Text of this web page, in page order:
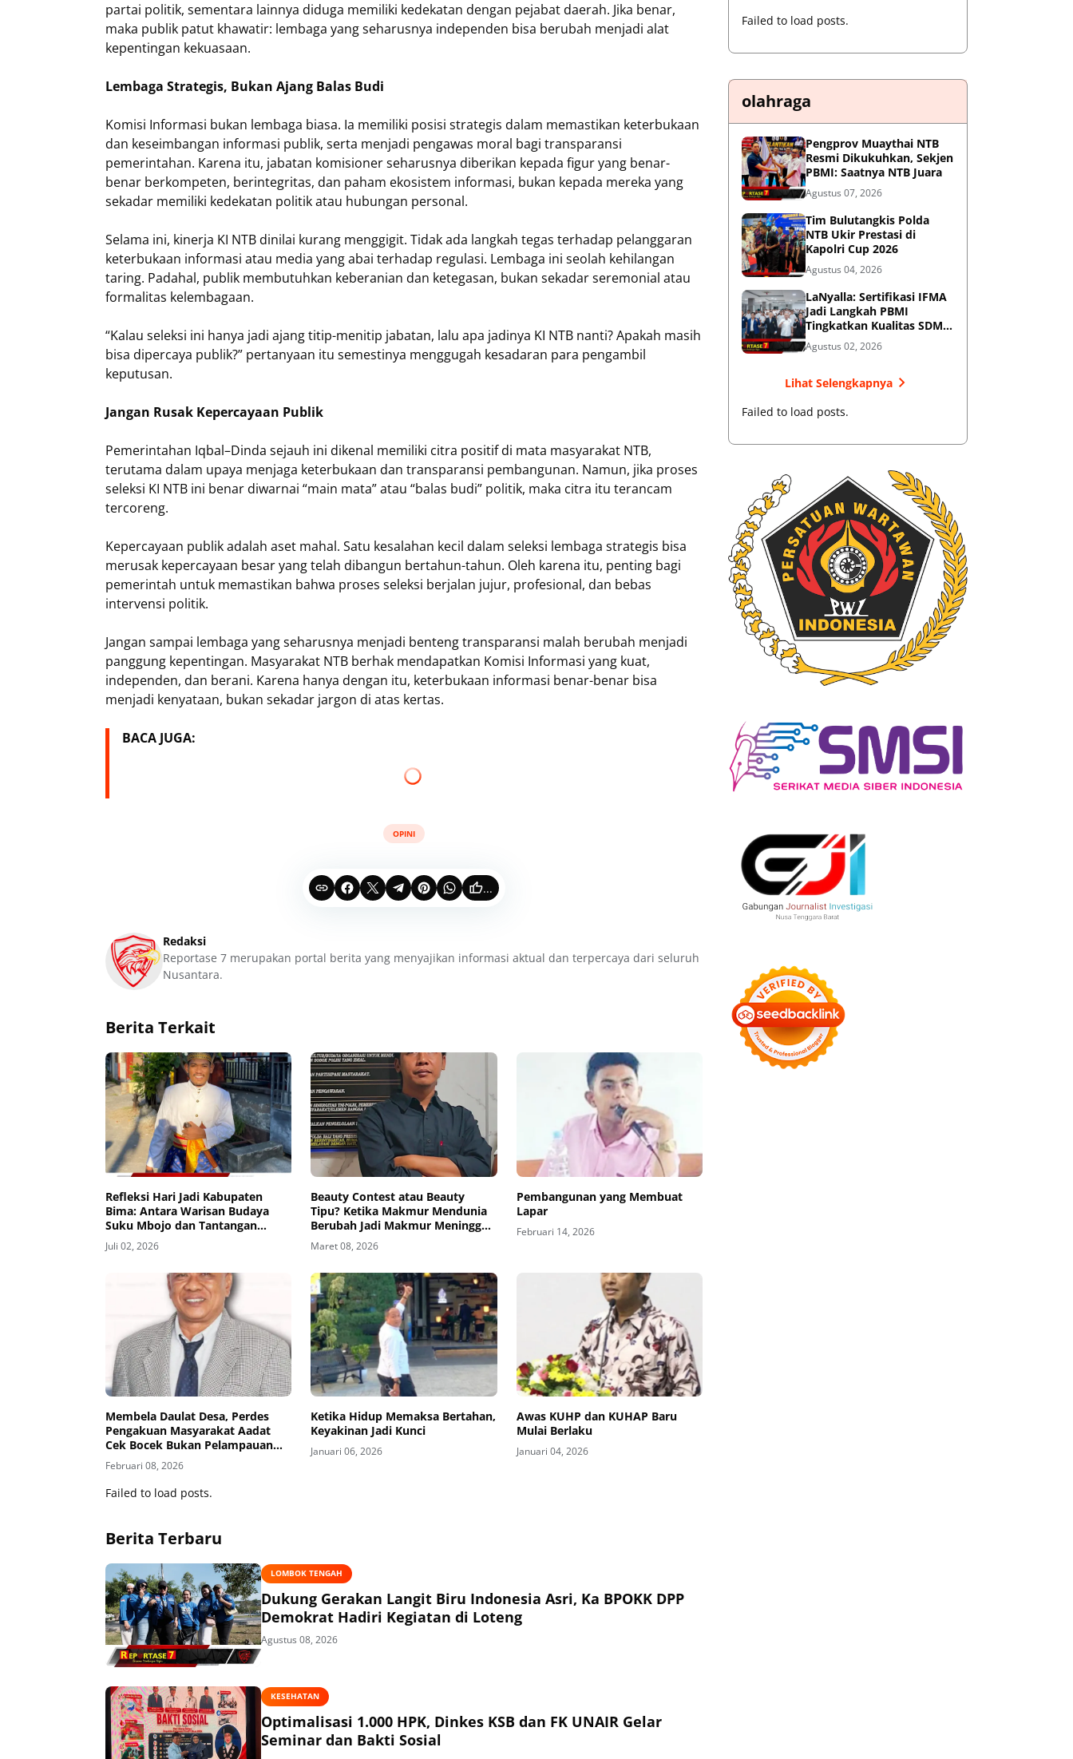
partai politik, sementara lainnya diduga memiliki kedekatan dengan pejabat daerah. Jika benar,
maka publik patut khawatir: lembaga yang seharusnya independen bisa berubah menjadi alat
kepentingan kekuasaan.
Lembaga Strategis, Bukan Ajang Balas Budi
Komisi Informasi bukan lembaga biasa. Ia memiliki posisi strategis dalam memastikan keterbukaan
dan keseimbangan informasi publik, serta menjadi pengawas moral bagi transparansi
pemerintahan. Karena itu, jabatan komisioner seharusnya diberikan kepada figur yang benar-
benar berkompeten, berintegritas, dan paham ekosistem informasi, bukan kepada mereka yang
sekadar memiliki kedekatan politik atau hubungan personal.
Selama ini, kinerja KI NTB dinilai kurang menggigit. Tidak ada langkah tegas terhadap pelanggaran
keterbukaan informasi atau media yang abai terhadap regulasi. Lembaga ini seolah kehilangan
taring. Padahal, publik membutuhkan keberanian dan ketegasan, bukan sekadar seremonial atau
formalitas kelembagaan.
“Kalau seleksi ini hanya jadi ajang titip-menitip jabatan, lalu apa jadinya KI NTB nanti? Apakah masih
bisa dipercaya publik?” pertanyaan itu semestinya menggugah kesadaran para pengambil
keputusan.
Jangan Rusak Kepercayaan Publik
Pemerintahan Iqbal–Dinda sejauh ini dikenal memiliki citra positif di mata masyarakat NTB,
terutama dalam upaya menjaga keterbukaan dan transparansi pembangunan. Namun, jika proses
seleksi KI NTB ini benar diwarnai “main mata” atau “balas budi” politik, maka citra itu terancam
tercoreng.
Kepercayaan publik adalah aset mahal. Satu kesalahan kecil dalam seleksi lembaga strategis bisa
merusak kepercayaan besar yang telah dibangun bertahun-tahun. Oleh karena itu, penting bagi
pemerintah untuk memastikan bahwa proses seleksi berjalan jujur, profesional, dan bebas
intervensi politik.
Jangan sampai lembaga yang seharusnya menjadi benteng transparansi malah berubah menjadi
panggung kepentingan. Masyarakat NTB berhak mendapatkan Komisi Informasi yang kuat,
independen, dan berani. Karena hanya dengan itu, keterbukaan informasi benar-benar bisa
menjadi kenyataan, bukan sekadar jargon di atas kertas.
BACA JUGA:
OPINI
...
Redaksi
Reportase 7 merupakan portal berita yang menyajikan informasi aktual dan terpercaya dari seluruh
Nusantara.
Berita Terkait
Refleksi Hari Jadi Kabupaten
Bima: Antara Warisan Budaya
Suku Mbojo dan Tantangan
Politik Kontemporer
Juli 02, 2026
Beauty Contest atau Beauty
Tipu? Ketika Makmur Mendunia
Berubah Jadi Makmur Meninggal
Dunia
Maret 08, 2026
Pembangunan yang Membuat
Lapar
Februari 14, 2026
Membela Daulat Desa, Perdes
Pengakuan Masyarakat Aadat
Cek Bocek Bukan Pelampauan
Kewenangan
Februari 08, 2026
Ketika Hidup Memaksa Bertahan,
Keyakinan Jadi Kunci
Januari 06, 2026
Awas KUHP dan KUHAP Baru
Mulai Berlaku
Januari 04, 2026
Failed to load posts.
Berita Terbaru
LOMBOK TENGAH
Dukung Gerakan Langit Biru Indonesia Asri, Ka BPOKK DPP
Demokrat Hadiri Kegiatan di Loteng
Agustus 08, 2026
KESEHATAN
Optimalisasi 1.000 HPK, Dinkes KSB dan FK UNAIR Gelar
Seminar dan Bakti Sosial
Failed to load posts.
olahraga
Pengprov Muaythai NTB
Resmi Dikukuhkan, Sekjen
PBMI: Saatnya NTB Juara
Agustus 07, 2026
Tim Bulutangkis Polda
NTB Ukir Prestasi di
Kapolri Cup 2026
Agustus 04, 2026
LaNyalla: Sertifikasi IFMA
Jadi Langkah PBMI
Tingkatkan Kualitas SDM
Muaythai
Agustus 02, 2026
Lihat Selengkapnya
Failed to load posts.